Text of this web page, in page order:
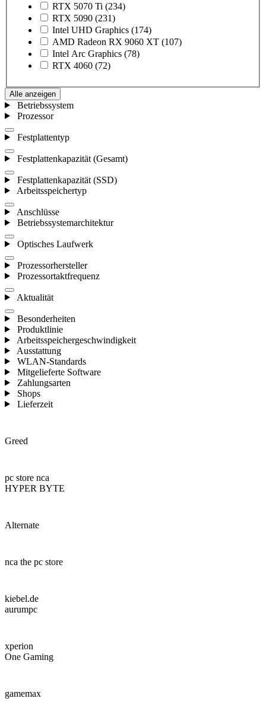
RTX 5070 Ti (234)
RTX 5090 (231)
Intel UHD Graphics (174)
AMD Radeon RX 9060 XT (107)
Intel Arc Graphics (78)
RTX 4060 (72)
Alle anzeigen
Betriebssystem
Prozessor
Festplattentyp
Festplattenkapazität (Gesamt)
Festplattenkapazität (SSD)
Arbeitsspeichertyp
Anschlüsse
Betriebssystemarchitektur
Optisches Laufwerk
Prozessorhersteller
Prozessortaktfrequenz
Aktualität
Besonderheiten
Produktlinie
Arbeitsspeichergeschwindigkeit
Ausstattung
WLAN-Standards
Mitgelieferte Software
Zahlungsarten
Shops
Lieferzeit
Greed
pc store nca
HYPER BYTE
Alternate
nca the pc store
kiebel.de
aurumpc
xperion
One Gaming
gamemax